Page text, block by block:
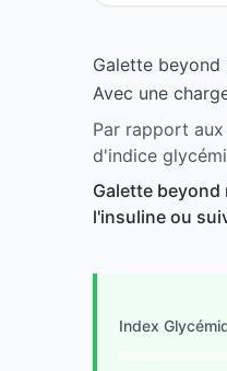
Galette beyond
Avec une
Par rapport
d'indice
Galette
l'insuline ou
Index